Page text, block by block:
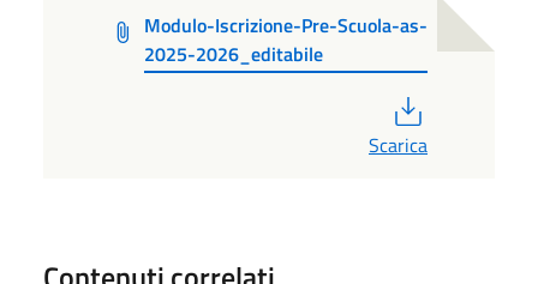
Modulo-Iscrizione-Pre-Scuola-as-
2025-2026_editabile
Scarica